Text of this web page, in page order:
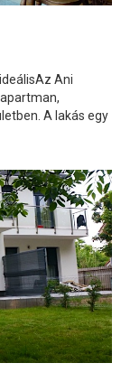
Ani
A lakás egy